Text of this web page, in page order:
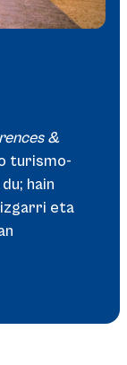
&
turismo-
hain
eta